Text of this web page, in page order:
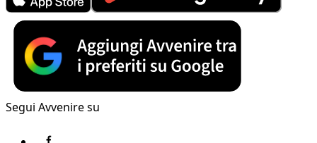
Segui Avvenire su